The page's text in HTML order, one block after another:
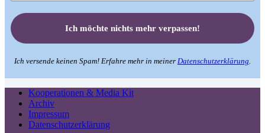
Ich versende keinen Spam! Erfahre mehr in meiner Datenschutzerklärung
Kooperationen & Media Kit
Archiv
Impressum
Datenschutzerklärung